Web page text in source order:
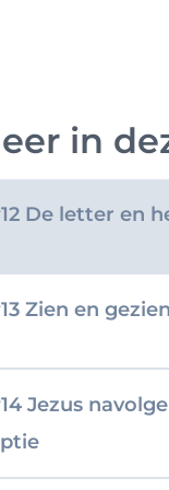
in
ding
De letter en
Zien en
Jezus